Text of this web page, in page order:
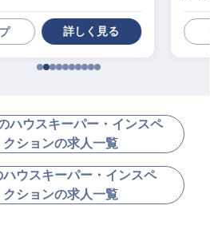
詳しく見る
結可
ハウスキーパー・インスペ
クションの求人一覧
ウスキーパー・インスペ
クションの求人一覧